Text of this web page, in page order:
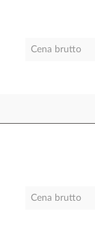
Cena brutto
Cena brutto